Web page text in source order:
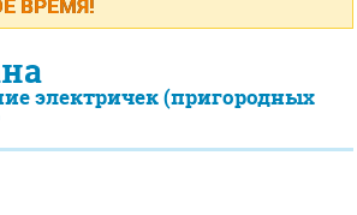
электричек (пригородных